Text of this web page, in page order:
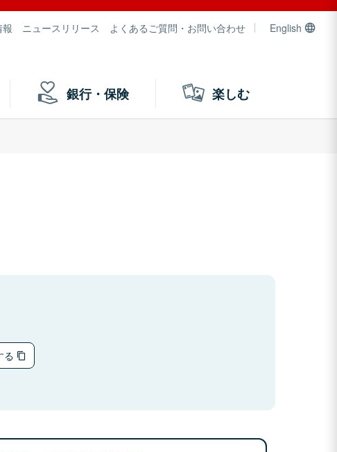
ニュースリリース よくあるご質問・お問い合わせ English
銀行・保険 楽しむ
る